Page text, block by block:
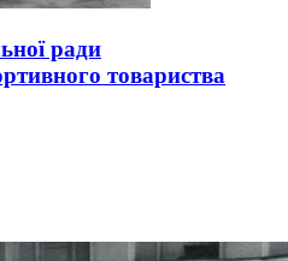
ради
товариства